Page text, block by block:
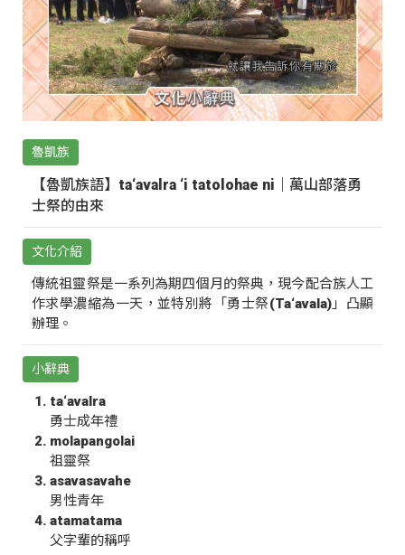
魯凱族
【魯凱族語】ta‘avalra ‘i tatolohae ni｜萬山部落勇
士祭的由來
文化介紹
傳統祖靈祭是一系列為期四個月的祭典，現今配合族人工
作求學濃縮為一天，並特別將「勇士祭(Ta‘avala)」凸顯
辦理。
小辭典
ta‘avalra
勇士成年禮
molapangolai
祖靈祭
asavasavahe
男性青年
atamatama
父字輩的稱呼